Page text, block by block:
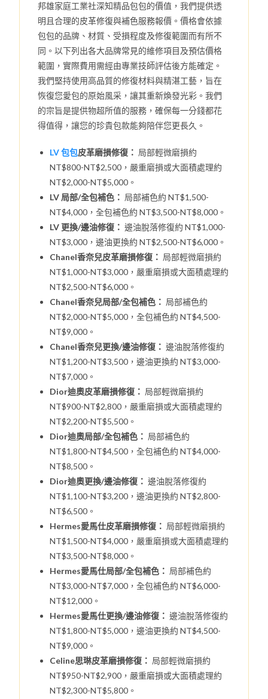
邦雄家庭工業社深知精品包包的價值，我們提供透
明且合理的皮革修復與補色服務報價。價格會依據
包包的品牌、材質、受損程度及修復範圍而有所不
同。以下列出各大品牌常見的維修項目及預估價格
範圍，實際費用需經由專業技師評估後方能確定。
我們堅持使用高品質的修復材料與精湛工藝，旨在
恢復您愛包的原始風采，讓其重新煥發光彩。我們
的宗旨是提供物超所值的服務，確保每一分錢都花
得值得，讓您的珍貴包款能夠陪伴您更長久。
LV 包包皮革磨損修復： 局部輕微磨損約
NT$800-NT$2,500，嚴重磨損或大面積處理約
NT$2,000-NT$5,000。
LV 局部/全包補色： 局部補色約 NT$1,500-
NT$4,000，全包補色約 NT$3,500-NT$8,000。
LV 更換/邊油修復： 邊油脫落修復約 NT$1,000-
NT$3,000，邊油更換約 NT$2,500-NT$6,000。
Chanel香奈兒皮革磨損修復： 局部輕微磨損約
NT$1,000-NT$3,000，嚴重磨損或大面積處理約
NT$2,500-NT$6,000。
Chanel香奈兒局部/全包補色： 局部補色約
NT$2,000-NT$5,000，全包補色約 NT$4,500-
NT$9,000。
Chanel香奈兒更換/邊油修復： 邊油脫落修復約
NT$1,200-NT$3,500，邊油更換約 NT$3,000-
NT$7,000。
Dior迪奧皮革磨損修復： 局部輕微磨損約
NT$900-NT$2,800，嚴重磨損或大面積處理約
NT$2,200-NT$5,500。
Dior迪奧局部/全包補色： 局部補色約
NT$1,800-NT$4,500，全包補色約 NT$4,000-
NT$8,500。
Dior迪奧更換/邊油修復： 邊油脫落修復約
NT$1,100-NT$3,200，邊油更換約 NT$2,800-
NT$6,500。
Hermes愛馬仕皮革磨損修復： 局部輕微磨損約
NT$1,500-NT$4,000，嚴重磨損或大面積處理約
NT$3,500-NT$8,000。
Hermes愛馬仕局部/全包補色： 局部補色約
NT$3,000-NT$7,000，全包補色約 NT$6,000-
NT$12,000。
Hermes愛馬仕更換/邊油修復： 邊油脫落修復約
NT$1,800-NT$5,000，邊油更換約 NT$4,500-
NT$9,000。
Celine思琳皮革磨損修復： 局部輕微磨損約
NT$950-NT$2,900，嚴重磨損或大面積處理約
NT$2,300-NT$5,800。